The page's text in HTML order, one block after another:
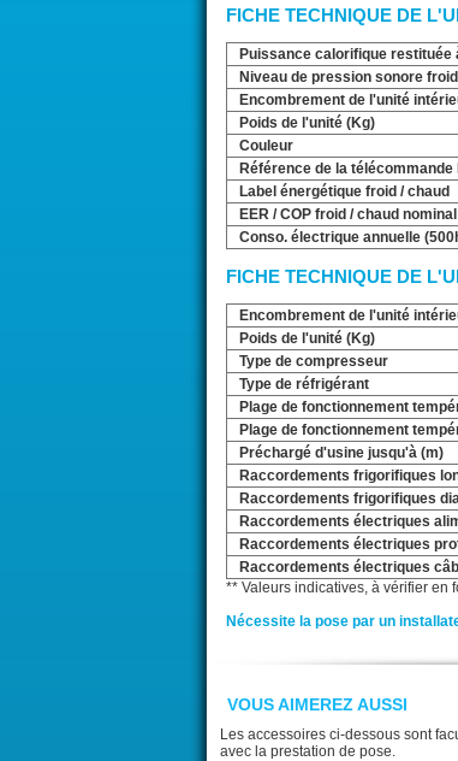
FICHE TECHNIQUE DE
Puissance calorifique restituée
Niveau de pression sonore
Encombrement de l'unité
Poids de l'unité (Kg)
Couleur
Référence de la télécommande
Label énergétique froid / chaud
EER / COP froid / chaud nominal
Conso. électrique annuelle
FICHE TECHNIQUE DE
Encombrement de l'unité
Poids de l'unité (Kg)
Type de compresseur
Type de réfrigérant
Plage de fonctionnement
Plage de fonctionnement
Préchargé d'usine jusqu'à (m)
Raccordements frigorifiques
Raccordements frigorifiques
Raccordements électriques
Raccordements électriques
Raccordements électriques
** Valeurs indicatives, à vérifier en
Nécessite la pose par un
VOUS AIMEREZ AUSSI
Les accessoires ci-dessous sont
avec la prestation de pose.